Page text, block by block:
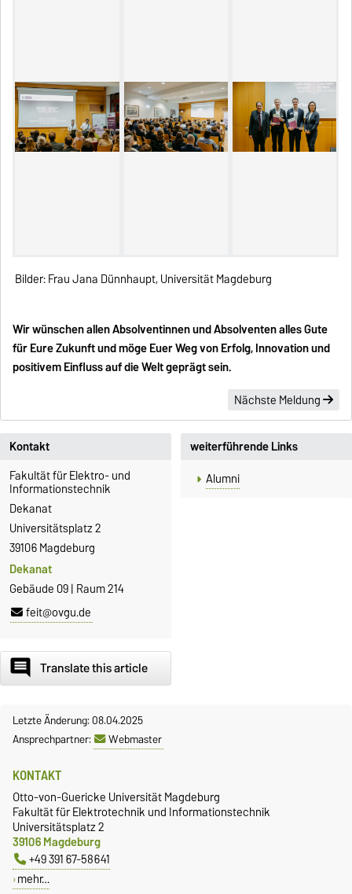
Bilder: Frau Jana Dünnhaupt, Universität Magdeburg
Wir wünschen allen Absolventinnen und Absolventen alles Gute
für Eure Zukunft und möge Euer Weg von Erfolg, Innovation und
positivem Einfluss auf die Welt geprägt sein.
Nächste Meldung
Kontakt
Fakultät für Elektro- und
Informationstechnik
Dekanat
Universitätsplatz 2
39106 Magdeburg
Dekanat
Gebäude 09 | Raum 214
feit@ovgu.de
weiterführende Links
Alumni
comment Translate this article
Letzte Änderung: 08.04.2025
Ansprechpartner:
Webmaster
KONTAKT
Otto-von-Guericke Universität Magdeburg
Fakultät für Elektrotechnik und Informationstechnik
Universitätsplatz 2
39106 Magdeburg
+49 391 67-58641
mehr…